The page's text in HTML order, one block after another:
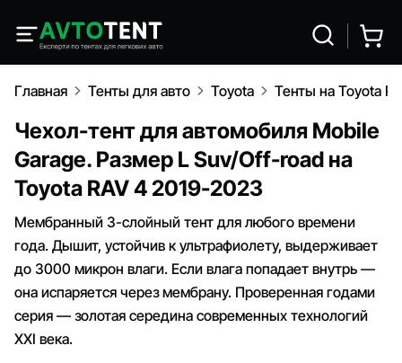
Главная Тенты для авто Toyota Тенты на Toyota
Чехол-тент для автомобиля Mobile
Garage. Размер L Suv/Off-road на
Toyota RAV 4 2019-2023
Мембранный 3-слойный тент для любого времени
года. Дышит, устойчив к ультрафиолету, выдерживает
до 3000 микрон влаги. Если влага попадает внутрь —
она испаряется через мембрану. Проверенная годами
серия — золотая середина современных технологий
XXI века.